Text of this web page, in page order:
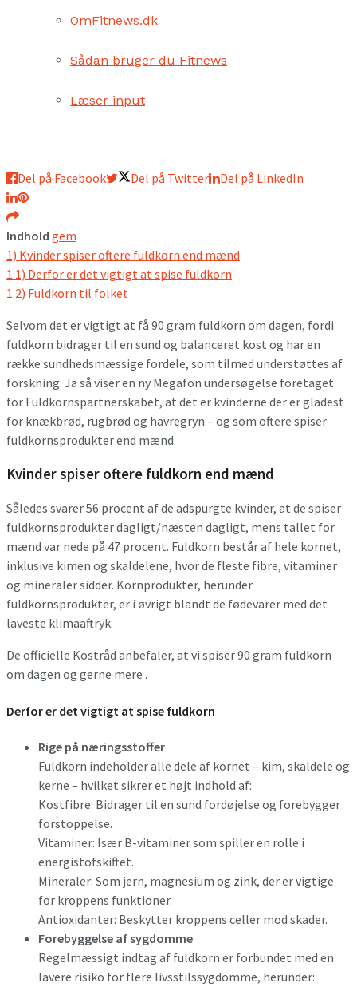
OmFitnews.dk
Sådan bruger du Fitnews
Læser input
Del på Facebook Del på Twitter Del på LinkedIn
Indhold gem
1) Kvinder spiser oftere fuldkorn end mænd
1.1) Derfor er det vigtigt at spise fuldkorn
1.2) Fuldkorn til folket
Selvom det er vigtigt at få 90 gram fuldkorn om dagen, fordi
fuldkorn bidrager til en sund og balanceret kost og har en
række sundhedsmæssige fordele, som tilmed understøttes af
forskning. Ja så viser en ny Megafon undersøgelse foretaget
for Fuldkornspartnerskabet, at det er kvinderne der er gladest
for knækbrød, rugbrød og havregryn – og som oftere spiser
fuldkornsprodukter end mænd.
Kvinder spiser oftere fuldkorn end mænd
Således svarer 56 procent af de adspurgte kvinder, at de spiser
fuldkornsprodukter dagligt/næsten dagligt, mens tallet for
mænd var nede på 47 procent. Fuldkorn består af hele kornet,
inklusive kimen og skaldelene, hvor de fleste fibre, vitaminer
og mineraler sidder. Kornprodukter, herunder
fuldkornsprodukter, er i øvrigt blandt de fødevarer med det
laveste klimaaftryk.
De officielle Kostråd anbefaler, at vi spiser 90 gram fuldkorn
om dagen og gerne mere .
Derfor er det vigtigt at spise fuldkorn
Rige på næringsstoffer
Fuldkorn indeholder alle dele af kornet – kim, skaldele og
kerne – hvilket sikrer et højt indhold af:
Kostfibre: Bidrager til en sund fordøjelse og forebygger
forstoppelse.
Vitaminer: Især B-vitaminer som spiller en rolle i
energistofskiftet.
Mineraler: Som jern, magnesium og zink, der er vigtige
for kroppens funktioner.
Antioxidanter: Beskytter kroppens celler mod skader.
Forebyggelse af sygdomme
Regelmæssigt indtag af fuldkorn er forbundet med en
lavere risiko for flere livsstilssygdomme, herunder: